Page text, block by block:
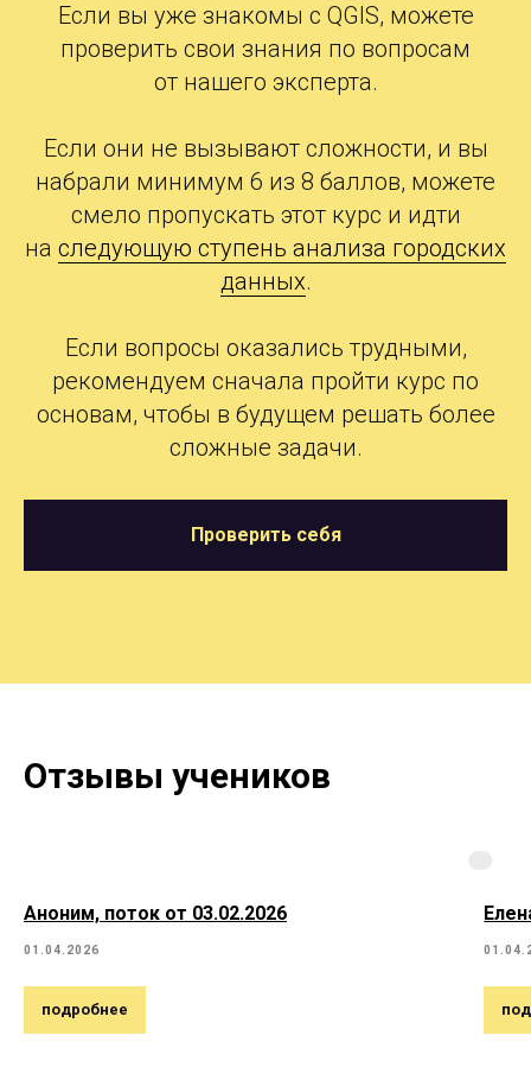
Если вы уже знакомы с QGIS, можете
проверить свои знания по вопросам
от нашего эксперта.
Если они не вызывают сложности, и вы
набрали минимум 6 из 8 баллов, можете
смело пропускать этот курс и идти
на следующую ступень анализа городских
данных.
Если вопросы оказались трудными,
рекомендуем сначала пройти курс по
основам, чтобы в будущем решать более
сложные задачи.
Проверить себя
Отзывы учеников
Аноним, поток от 03.02.2026
01.04.2026
подробнее